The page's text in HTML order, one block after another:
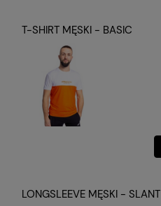
T-SHIRT MĘSKI - BASIC
LONGSLEEVE MĘSKI - SLANT